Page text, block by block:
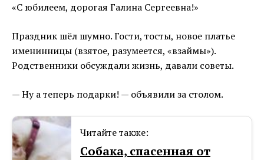
«С юбилеем, дорогая Галина Сергеевна!»
Праздник шёл шумно. Гости, тосты, новое платье
именинницы (взятое, разумеется, «взаймы»).
Родственники обсуждали жизнь, давали советы.
— Ну а теперь подарки! — объявили за столом.
Читайте также:
Собака, спасенная от